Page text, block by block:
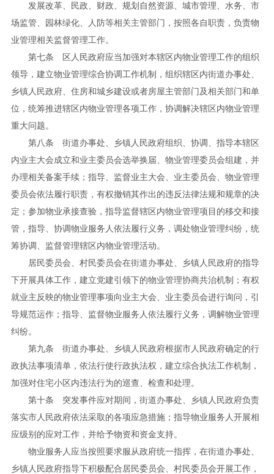
发展改革、民政、财政、规划自然资源、城市管理、水务、市
场监管、园林绿化、人防等相关主管部门，按照各自职责，负责物
业管理相关监督管理工作。
第七条 区人民政府应当加强对本辖区内物业管理工作的组织
领导，建立物业管理综合协调工作机制，组织辖区内街道办事处、
乡镇人民政府、住房和城乡建设或者房屋主管部门及相关部门和单
位，统筹推进辖区内物业管理各项工作，协调解决辖区内物业管理
重大问题。
第八条 街道办事处、乡镇人民政府组织、协调、指导本辖区
内业主大会成立和业主委员会选举换届、物业管理委员会组建，并
办理相关备案手续；指导、监督业主大会、业主委员会、物业管理
委员会依法履行职责，有权撤销其作出的违反法律法规和规章的决
定；参加物业承接查验，指导监督辖区内物业管理项目的移交和接
管，指导、协调物业服务人依法履行义务，调处物业管理纠纷，统
筹协调、监督管理辖区内物业管理活动。
居民委员会、村民委员会在街道办事处、乡镇人民政府的指导
下开展具体工作，建立党建引领下的物业管理协商共治机制；有权
就业主反映的物业管理事项向业主大会、业主委员会进行询问，引
导规范运作；指导、监督物业服务人依法履行义务，调解物业管理
纠纷。
第九条 街道办事处、乡镇人民政府根据市人民政府确定的行
政执法事项清单，依法行使行政执法权，建立综合执法工作机制，
加强对住宅小区内违法行为的巡查、检查和处理。
第十条 突发事件应对期间，街道办事处、乡镇人民政府负责
落实市人民政府依法采取的各项应急措施；指导物业服务人开展相
应级别的应对工作，并给予物资和资金支持。
物业服务人应当按照要求服从政府统一指挥，在街道办事处、
乡镇人民政府指导下积极配合居民委员会、村民委员会开展工作，